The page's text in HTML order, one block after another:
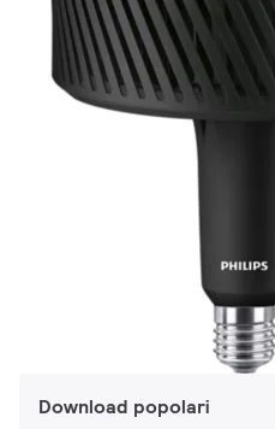
Download popolari